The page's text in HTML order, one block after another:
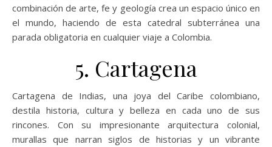
combinación de arte, fe y geología crea un espacio único en
el mundo, haciendo de esta catedral subterránea una
parada obligatoria en cualquier viaje a Colombia.
5. Cartagena
Cartagena de Indias, una joya del Caribe colombiano,
destila historia, cultura y belleza en cada uno de sus
rincones. Con su impresionante arquitectura colonial,
murallas que narran siglos de historias y un vibrante